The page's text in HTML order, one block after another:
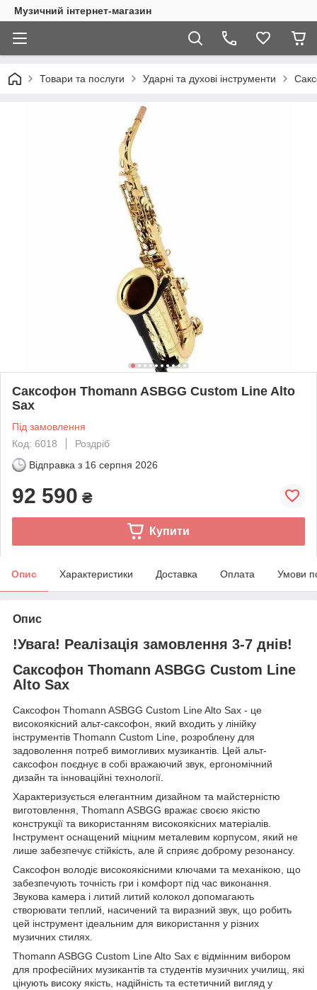
Музичний інтернет-магазин
Товари та послуги Ударні та духові інструменти
Саксофон Thomann ASBGG Custom Line Alto
Sax
Під замовлення
Код: 6018
Роздріб
Відправка з 16 серпня 2026
92 590 ₴
Купити
Опис Характеристики Доставка Оплата Умови
Опис
!Увага! Реалізація замовлення 3-7 днів!
Саксофон Thomann ASBGG Custom Line
Alto Sax
Саксофон Thomann ASBGG Custom Line Alto Sax - це
високоякісний альт-саксофон, який входить у лінійку
інструментів Thomann Custom Line, розроблену для
задоволення потреб вимогливих музикантів. Цей альт-
саксофон поєднує в собі вражаючий звук, ергономічний
дизайн та інноваційні технології.
Характеризується елегантним дизайном та майстерністю
виготовлення, Thomann ASBGG вражає своєю якістю
конструкції та використанням високоякісних матеріалів.
Інструмент оснащений міцним металевим корпусом, який не
лише забезпечує стійкість, але й сприяє доброму резонансу.
Саксофон володіє високоякісними ключами та механікою, що
забезпечують точність гри і комфорт під час виконання.
Звукова камера і литий литий колокол допомагають
створювати теплий, насичений та виразний звук, що робить
цей інструмент ідеальним для використання у різних
музичних стилях.
Thomann ASBGG Custom Line Alto Sax є відмінним вибором
для професійних музикантів та студентів музичних училищ, які
цінують високу якість, надійність та естетичний вигляд у